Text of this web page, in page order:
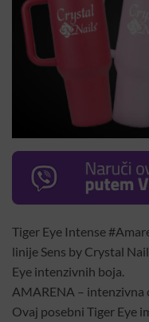
Tiger Eye Intense
linije Sens by Crystal
Eye intenzivnih boja.
AMARENA – intenzivna
Ovaj posebni Tiger Eye